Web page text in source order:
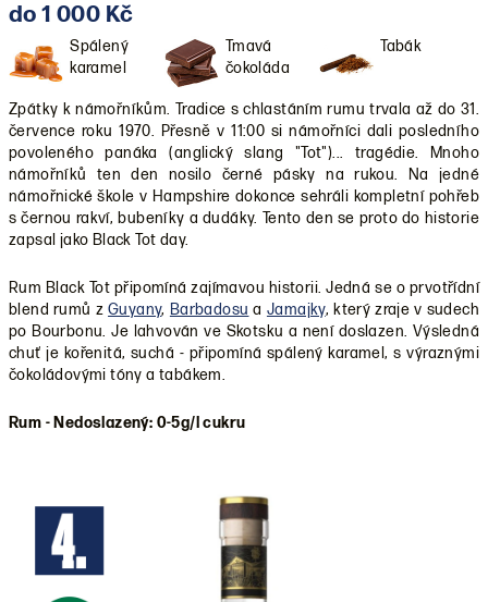
do 1 000 Kč
Spálený
karamel
Tmavá
čokoláda
Tabák
Zpátky k námořníkům. Tradice s chlastáním rumu trvala až do 31.
července roku 1970. Přesně v 11:00 si námořníci dali posledního
povoleného panáka (anglický slang "Tot")... tragédie. Mnoho
námořníků ten den nosilo černé pásky na rukou. Na jedné
námořnické škole v Hampshire dokonce sehráli kompletní pohřeb
s černou rakví, bubeníky a dudáky. Tento den se proto do historie
zapsal jako Black Tot day.
Rum Black Tot připomíná zajímavou historii. Jedná se o prvotřídní
blend rumů zGuyany, Barbadosu a Jamajky, který zraje v sudech
po Bourbonu. Je lahvován ve Skotsku a není doslazen. Výsledná
chuť je kořenitá, suchá - připomíná spálený karamel, s výraznými
čokoládovými tóny a tabákem.
Rum - Nedoslazený: 0-5g/l cukru